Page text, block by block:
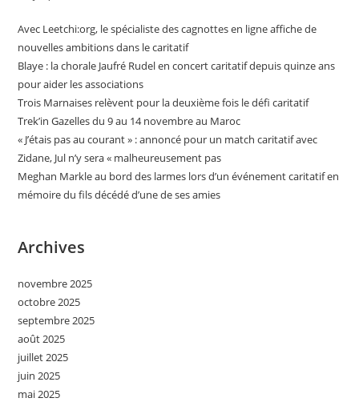
Avec Leetchi:org, le spécialiste des cagnottes en ligne affiche de
nouvelles ambitions dans le caritatif
Blaye : la chorale Jaufré Rudel en concert caritatif depuis quinze ans
pour aider les associations
Trois Marnaises relèvent pour la deuxième fois le défi caritatif
Trek’in Gazelles du 9 au 14 novembre au Maroc
« J’étais pas au courant » : annoncé pour un match caritatif avec
Zidane, Jul n’y sera « malheureusement pas
Meghan Markle au bord des larmes lors d’un événement caritatif en
mémoire du fils décédé d’une de ses amies
Archives
novembre 2025
octobre 2025
septembre 2025
août 2025
juillet 2025
juin 2025
mai 2025